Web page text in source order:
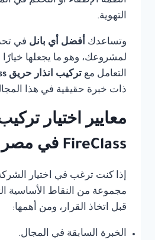
التهوية.
وتساعدك أفضل أي بانل في
لمشروعك، وهو ما يجعلها خيارًا
التعامل مع تركيب انذار حريق FireClass في مصر
ذات خبرة حقيقية في هذا
معايير اختيار
FireClass في مصر
إذا كنت ترغب في اختيار
مجموعة من النقاط الأساسية
قبل اتخاذ القرار، ومن أهمها:
الخبرة السابقة في المجال.